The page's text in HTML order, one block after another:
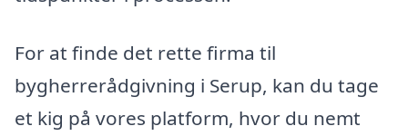
For at finde det rette firma til
bygherrerådgivning i Serup, kan du tage
et kig på vores platform, hvor du nemt